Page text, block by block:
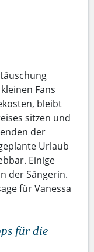
Fans
bleibt
sitzen und
der
Urlaub
Einige
der Sängerin.
für Vanessa
für die